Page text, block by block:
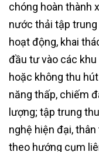
chóng hoàn thành
nước thải tập
hoạt động, khai
đầu tư vào các
hoặc không thu
năng thấp, chiếm
lượng; tập trung
nghệ hiện đại,
theo hướng cụm